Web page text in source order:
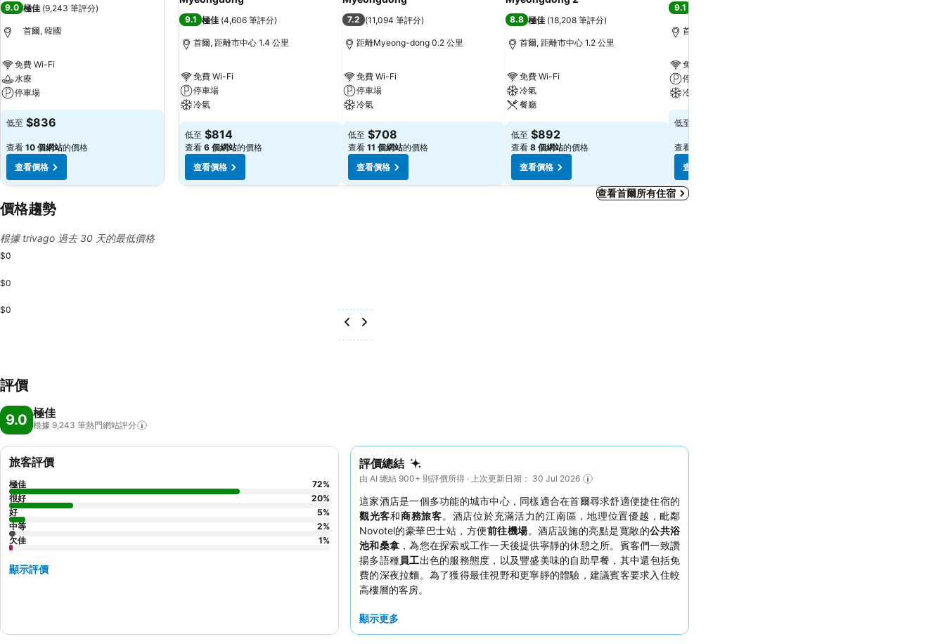
9.0 極佳 (9,243 筆評分)
首爾, 韓國
免費 Wi-Fi
水療
停車場
低至 $836
查看 10 個網站的價格
查看價格
9.1 極佳 (4,606 筆評分)
首爾, 距離市中心 1.4 公里
免費 Wi-Fi
停車場
冷氣
低至 $814
查看 6 個網站的價格
查看價格
7.2 (11,094 筆評分)
距離Myeong-dong 0.2 公里
免費 Wi-Fi
停車場
冷氣
低至 $708
查看 11 個網站的價格
查看價格
8.8 極佳 (18,208 筆評分)
首爾, 距離市中心 1.2 公里
免費 Wi-Fi
冷氣
餐廳
低至 $892
查看 8 個網站的價格
查看價格
9.1
首爾, 距離市中心 3.8 公里
免費 Wi-Fi
停車場
冷氣
低至
查看
查看價格
查看首爾所有住宿
價格趨勢
根據 trivago 過去 30 天的最低價格
$0
$0
$0
評價
9.0 極佳
根據 9,243 筆熱門網站評分
評價總結
由 AI 總結 900+ 則評價所得 · 上次更新日期： 30 Jul 2026
這家酒店是一個多功能的城市中心，同樣適合在首爾尋求舒適便捷住宿的
觀光客和商務旅客。酒店位於充滿活力的江南區，地理位置優越，毗鄰
Novotel的豪華巴士站，方便前往機場。酒店設施的亮點是寬敞的公共浴
池和桑拿 ，為您在探索或工作一天後提供寧靜的休憩之所。賓客們一致讚
揚多語種員工出色的服務態度，以及豐盛美味的自助早餐，其中還包括免
費的深夜拉麵。為了獲得最佳視野和更寧靜的體驗，建議賓客要求入住較
高樓層的客房。
顯示更多
旅客評價
極佳 72%
很好
20%
好
5%
中等
2%
欠佳
1%
顯示評價